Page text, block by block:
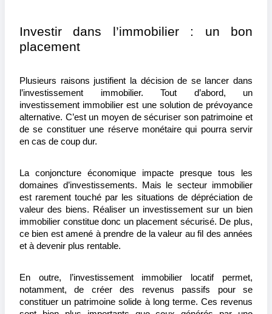
Investir dans l’immobilier : un bon
placement
Plusieurs raisons justifient la décision de se lancer dans
l’investissement immobilier. Tout d’abord, un
investissement immobilier est une solution de prévoyance
alternative. C’est un moyen de sécuriser son patrimoine et
de se constituer une réserve monétaire qui pourra servir
en cas de coup dur.
La conjoncture économique impacte presque tous les
domaines d’investissements. Mais le secteur immobilier
est rarement touché par les situations de dépréciation de
valeur des biens. Réaliser un investissement sur un bien
immobilier constitue donc un placement sécurisé. De plus,
ce bien est amené à prendre de la valeur au fil des années
et à devenir plus rentable.
En outre, l’investissement immobilier locatif permet,
notamment, de créer des revenus passifs pour se
constituer un patrimoine solide à long terme. Ces revenus